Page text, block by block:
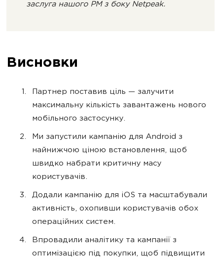
заслуга нашого РМ з боку Netpeak.
Висновки
Партнер поставив ціль — залучити
максимальну кількість завантажень нового
мобільного застосунку.
Ми запустили кампанію для Android з
найнижчою ціною встановлення, щоб
швидко набрати критичну масу
користувачів.
Додали кампанію для iOS та масштабували
активність, охопивши користувачів обох
операційних систем.
Впровадили аналітику та кампанії з
оптимізацією під покупки, щоб підвищити